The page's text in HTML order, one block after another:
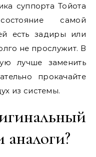
суппорта Тойота
самой
есть задиры или
не прослужит. В
лучше заменить
прокачайте
из системы.